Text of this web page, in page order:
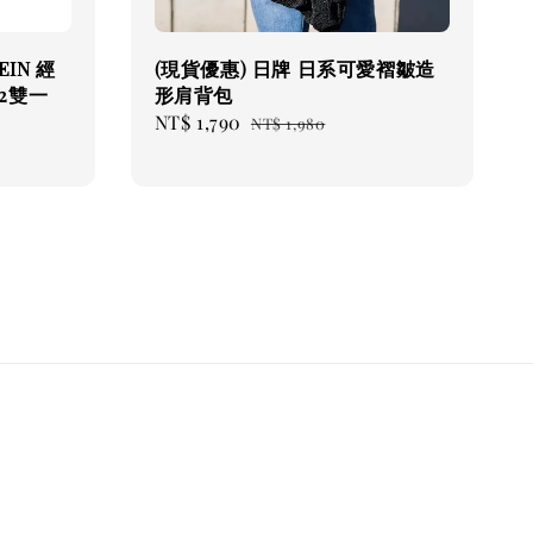
經
雙一
(現貨優惠) 日牌 日系可愛褶皺造
形肩背包
Sale
NT$ 1,790 Regular
NT$ 1,980